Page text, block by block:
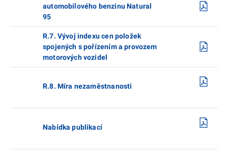
automobilového benzinu Natural
95
R.7. Vývoj indexu cen položek
spojených s pořízením a provozem
motorových vozidel
R.8. Míra nezaměstnanosti
Nabídka publikací